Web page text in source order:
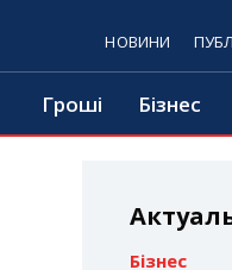
НОВИНИ
Гроші Бізнес
Бізнес